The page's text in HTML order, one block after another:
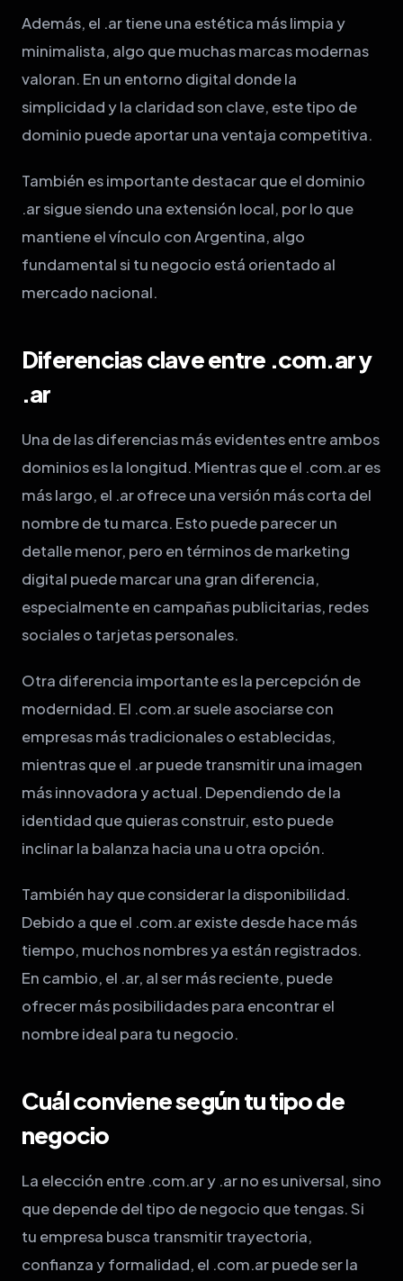
Además, el .ar tiene una estética más limpia y
minimalista, algo que muchas marcas modernas
valoran. En un entorno digital donde la
simplicidad y la claridad son clave, este tipo de
dominio puede aportar una ventaja competitiva.
También es importante destacar que el dominio
.ar sigue siendo una extensión local, por lo que
mantiene el vínculo con Argentina, algo
fundamental si tu negocio está orientado al
mercado nacional.
Diferencias clave entre .com.ar y
.ar
Una de las diferencias más evidentes entre ambos
dominios es la longitud. Mientras que el .com.ar es
más largo, el .ar ofrece una versión más corta del
nombre de tu marca. Esto puede parecer un
detalle menor, pero en términos de marketing
digital puede marcar una gran diferencia,
especialmente en campañas publicitarias, redes
sociales o tarjetas personales.
Otra diferencia importante es la percepción de
modernidad. El .com.ar suele asociarse con
empresas más tradicionales o establecidas,
mientras que el .ar puede transmitir una imagen
más innovadora y actual. Dependiendo de la
identidad que quieras construir, esto puede
inclinar la balanza hacia una u otra opción.
También hay que considerar la disponibilidad.
Debido a que el .com.ar existe desde hace más
tiempo, muchos nombres ya están registrados.
En cambio, el .ar, al ser más reciente, puede
ofrecer más posibilidades para encontrar el
nombre ideal para tu negocio.
Cuál conviene según tu tipo de
negocio
La elección entre .com.ar y .ar no es universal, sino
que depende del tipo de negocio que tengas. Si
tu empresa busca transmitir trayectoria,
confianza y formalidad, el .com.ar puede ser la